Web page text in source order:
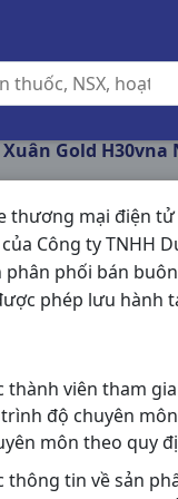
thương mại điện tử
Công ty TNHH
phân phối bán
phép lưu hành
thành viên tham
độ chuyên
môn theo quy
thông tin về sản
Xuân Gold H30vna